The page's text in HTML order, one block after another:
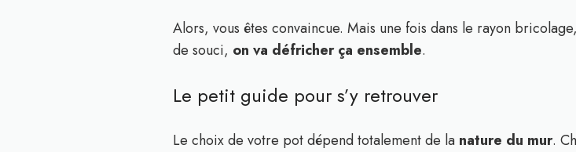
Alors, vous êtes convaincue. Mais une fois dans le rayon
de souci, on va défricher ça ensemble.
Le petit guide pour s’y retrouver
Le choix de votre pot dépend totalement de la nature du mur.